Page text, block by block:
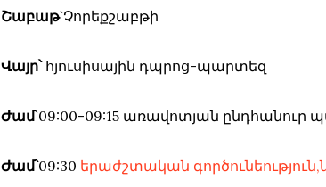
Շաբաթ`Չորեքշաբթի
Վայր՝հյուսիսային դպրոց-պարտեզ
Ժամ`09:00-09:15 առավոտյան ընդհանուր
Ժամ՝09:30 երաժշտական